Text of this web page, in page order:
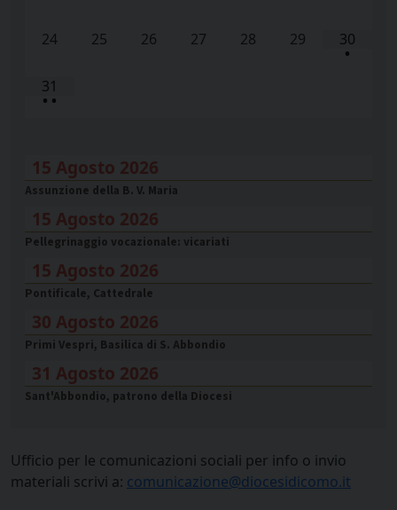
24 25 26 27 28 29 30
•
31
• •
15 Agosto 2026
Assunzione della B. V. Maria
15 Agosto 2026
Pellegrinaggio vocazionale: vicariati
15 Agosto 2026
Pontificale, Cattedrale
30 Agosto 2026
Primi Vespri, Basilica di S. Abbondio
31 Agosto 2026
Sant'Abbondio, patrono della Diocesi
Ufficio per le comunicazioni sociali per info o invio
materiali scrivi a: comunicazione@diocesidicomo.it